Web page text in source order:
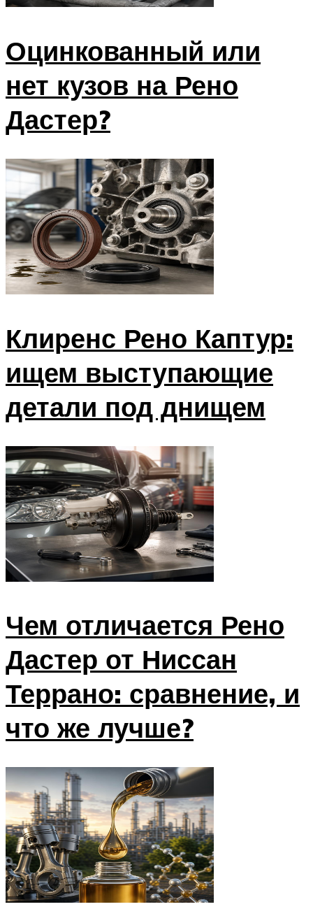
Оцинкованный или
нет кузов на Рено
Дастер?
Клиренс Рено Каптур:
ищем выступающие
детали под днищем
Чем отличается Рено
Дастер от Ниссан
Террано: сравнение, и
что же лучше?